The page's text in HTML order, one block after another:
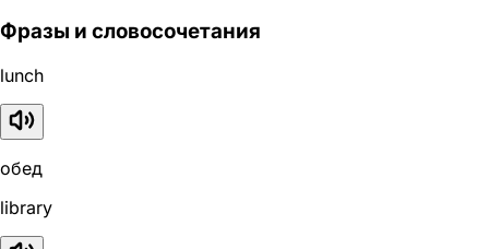
Фразы и словосочетания
lunch
обед
library